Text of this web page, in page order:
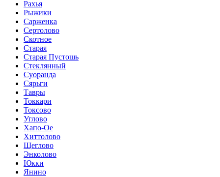
Рахья
Рыжики
Сарженка
Сертолово
Скотное
Старая
Старая Пустошь
Стеклянный
Суоранда
Сярьги
Тавры
Токкари
Токсово
Углово
Хапо-Ое
Хиттолово
Щеглово
Энколово
Юкки
Янино